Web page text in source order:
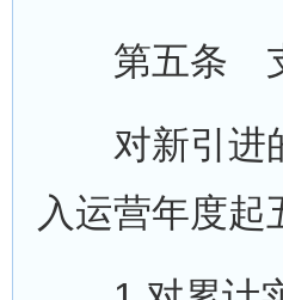
第五条 支
对新引进的
入运营年度